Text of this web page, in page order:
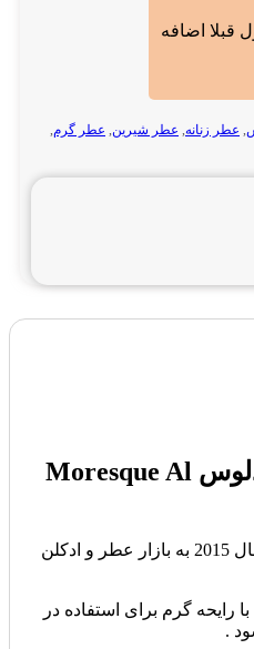
قبلا اضافه
, عطر زنانه, عطر شیرین, عطر گرم,
ادکلن مورسک ال اندلوس Moresque Al
ادکلن مورسک ال اندلوس در سال 2015 به بازار عطر و ادکلن
رایحه گرم برای استفاده در
.